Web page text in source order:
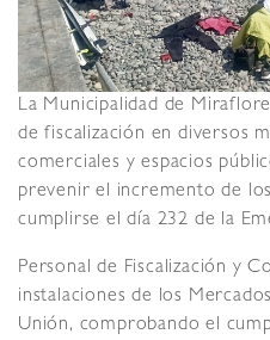
La Municipalidad de
de fiscalización en diversos
comerciales y espacios
prevenir el incremento de
cumplirse el día 232 de la
Personal de Fiscalización y
instalaciones de los
Unión, comprobando el